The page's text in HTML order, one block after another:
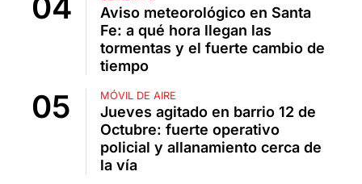
Aviso meteorológico en Santa
Fe: a qué hora llegan las
tormentas y el fuerte cambio de
tiempo
MÓVIL DE AIRE
Jueves agitado en barrio 12 de
Octubre: fuerte operativo
policial y allanamiento cerca de
la vía